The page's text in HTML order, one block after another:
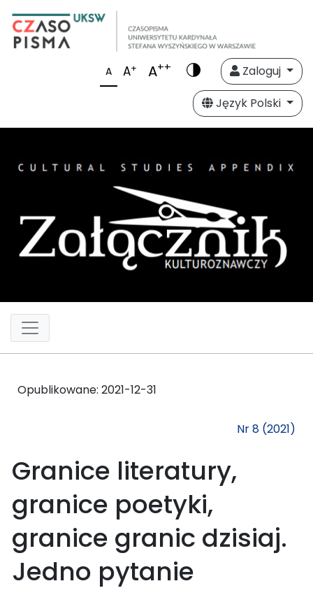
A A+ A++
Zaloguj
Język Polski
Opublikowane: 2021-12-31
Nr 8 (2021)
Granice literatury,
granice poetyki,
granice granic dzisiaj.
Jedno pytanie